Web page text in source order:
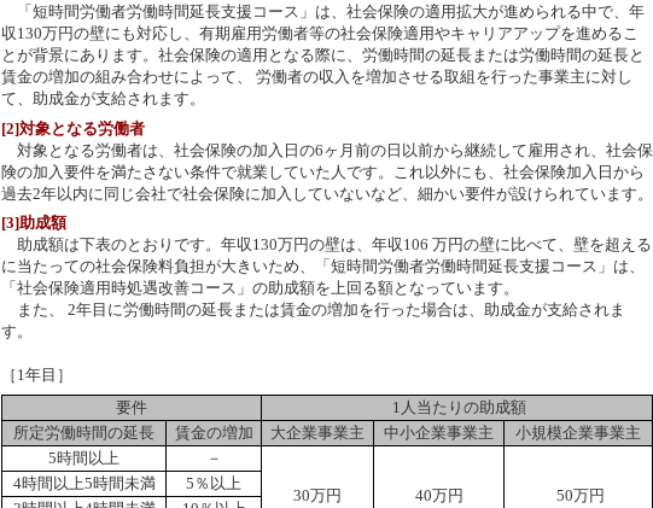
「短時間労働者労働時間延長支援コース」は、社会保険の適用拡大が進められる中で、年
収130万円の壁にも対応し、有期雇用労働者等の社会保険適用やキャリアアップを進めるこ
とが背景にあります。社会保険の適用となる際に、労働時間の延長または労働時間の延長と
賃金の増加の組み合わせによって、 労働者の収入を増加させる取組を行った事業主に対し
て、助成金が支給されます。
[2]対象となる労働者
対象となる労働者は、社会保険の加入日の6ヶ月前の日以前から継続して雇用され、社会保
険の加入要件を満たさない条件で就業していた人です。これ以外にも、社会保険加入日から
過去2年以内に同じ会社で社会保険に加入していないなど、細かい要件が設けられています。
[3]助成額
助成額は下表のとおりです。年収130万円の壁は、年収106 万円の壁に比べて、壁を超える
に当たっての社会保険料負担が大きいため、「短時間労働者労働時間延長支援コース」は、
「社会保険適用時処遇改善コース」の助成額を上回る額となっています。
また、 2年目に労働時間の延長または賃金の増加を行った場合は、助成金が支給されま
す。
［1年目］
要件
1人当たりの助成額
所定労働時間の延長
賃金の増加 大企業事業主 中小企業事業主
小規模企業事業主
5時間以上
－
30万円 40万円 50万円
4時間以上5時間未満
5％以上